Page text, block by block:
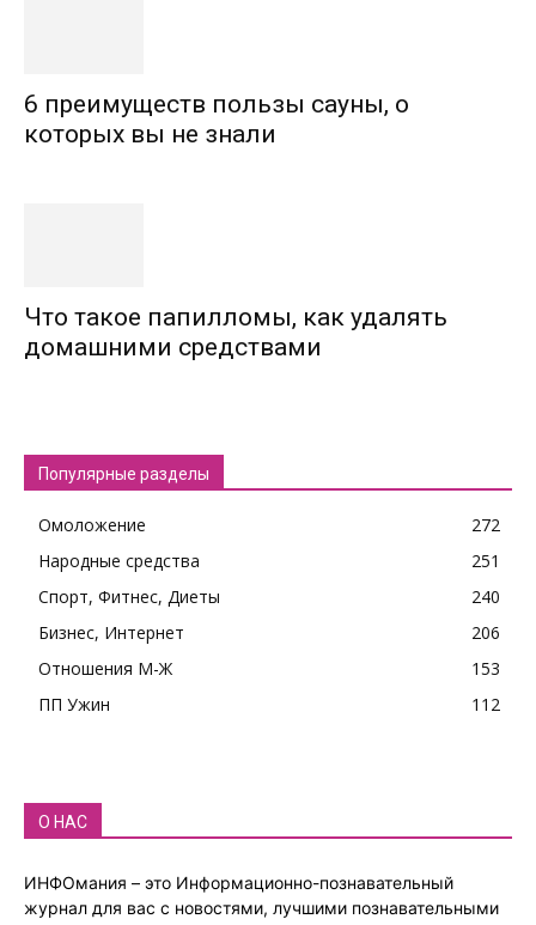
6 преимуществ пользы сауны, о
которых вы не знали
Что такое папилломы, как удалять
домашними средствами
Популярные разделы
Омоложение
272
Народные средства
251
Спорт, Фитнес, Диеты
240
Бизнес, Интернет
206
Отношения М-Ж
153
ПП Ужин
112
О НАС
ИНФОмания – это Информационно-познавательный
журнал для вас с новостями, лучшими познавательными